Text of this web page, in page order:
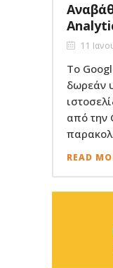
11
Το
δωρεάν
από την
READ